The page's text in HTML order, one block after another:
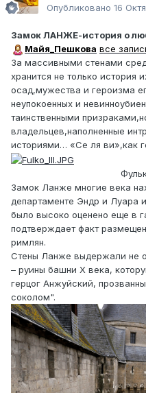
Опубликовано 16
Замок ЛАНЖЕ-история о
Майя_Пешкова все
За массивными стенами
хранится не только история
осад,мужества и героизма
неупокоенных и
таинственными
владельцев,наполненные
историями… «Се ля ви»,как
Замок Ланже многие века
департаменте Эндр и Луара
было высоко оценено еще в
подтверждает факт
римлян.
Стены Ланже выдержали не
– руины башни Х века,
герцог Анжуйский,
соколом".